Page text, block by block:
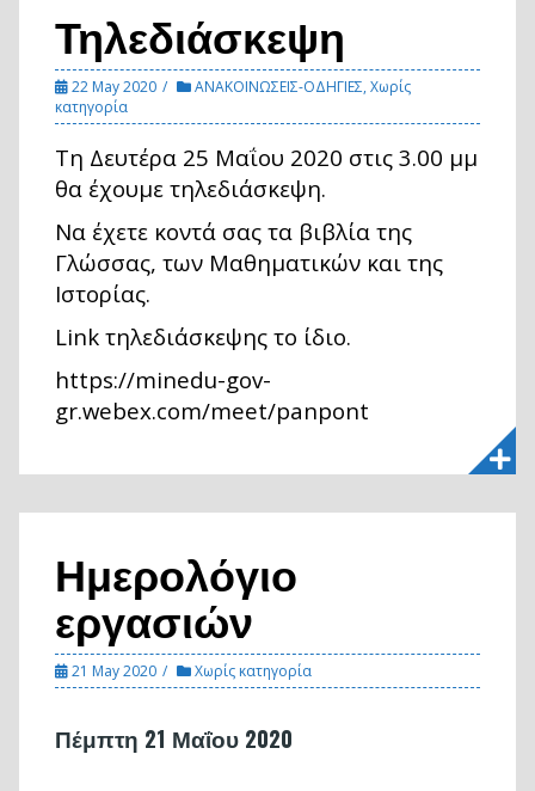
Τηλεδιάσκεψη
22 May 2020 ΑΝΑΚΟΙΝΩΣΕΙΣ-ΟΔΗΓΙΕΣ, Χωρίς
κατηγορία
Τη Δευτέρα 25 Μαΐου 2020 στις 3.00 μμ
θα έχουμε τηλεδιάσκεψη.
Να έχετε κοντά σας τα βιβλία της
Γλώσσας, των Μαθηματικών και της
Ιστορίας.
Link τηλεδιάσκεψης το ίδιο.
https://minedu-gov-
gr.webex.com/meet/panpont
Ημερολόγιο
εργασιών
21 May 2020 Χωρίς κατηγορία
Πέμπτη 21 Μαΐου 2020